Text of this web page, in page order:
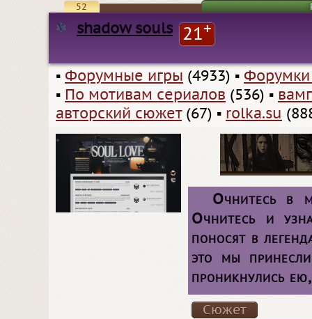
52
shadow souls 21+
▪ Форумные игры (4933) ▪
▪ По мотивам сериалов (536) ▪
авторский сюжет(67) ▪ rolka.su
Очнитесь в
Очнитесь и
поносят в
это мы
проникнулись
Сюжет